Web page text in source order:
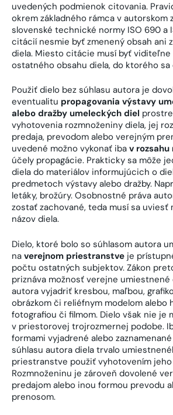
uvedených podmienok citovania.
okrem základného rámca v autorskom
slovenské technické normy ISO 690 a
citácií nesmie byť zmenený obsah ani
diela. Miesto citácie musí byť viditeľne
ostatného obsahu diela, do ktorého
Použiť dielo bez súhlasu autora je
eventualitu propagovania výstavy
alebo dražby umeleckých diel
vyhotovenia rozmnoženiny diela, jej
predaja, prevodom alebo verejným
uvedené možno vykonať iba v
účely propagácie. Prakticky sa môže
diela do materiálov informujúcich o
predmetoch výstavy alebo dražby.
letáky, brožúry. Osobnostné práva
zostať zachované, teda musí sa uviesť
názov diela.
Dielo, ktoré bolo so súhlasom autora
na verejnom priestranstve je
počtu ostatných subjektov. Zákon
priznáva možnosť verejne umiestnené
autora vyjadriť kresbou, maľbou,
obrázkom či reliéfnym modelom alebo
fotografiou či filmom. Dielo však nie je
v priestorovej trojrozmernej podobe.
formami vyjadrené alebo
súhlasu autora diela trvalo
priestranstve použiť vyhotovením jeho
Rozmnoženinu je zároveň dovolené
predajom alebo inou formou prevodu
prenosom.